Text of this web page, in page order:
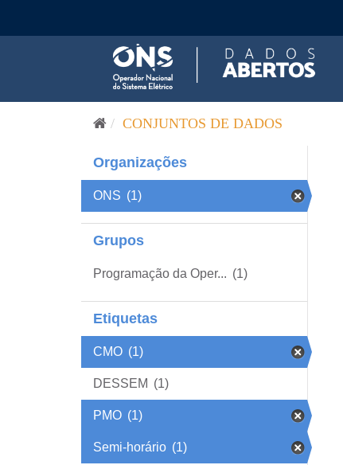
CONJUNTOS DE DADOS
Organizações
ONS (1)
Grupos
Programação da Oper... (1)
Etiquetas
CMO (1)
DESSEM (1)
PMO (1)
Semi-horário (1)